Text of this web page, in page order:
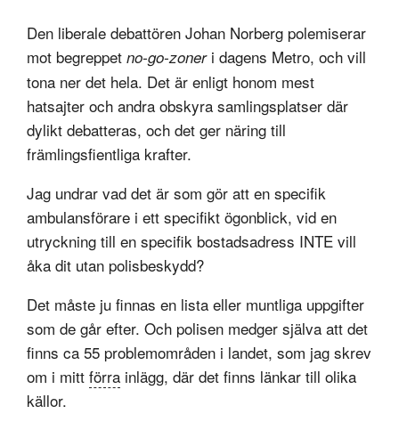
Den liberale debattören Johan Norberg polemiserar
mot begreppet no-go-zoneri dagens Metro, och vill
tona ner det hela. Det är enligt honom mest
hatsajter och andra obskyra samlingsplatser där
dylikt debatteras, och det ger näring till
främlingsfientliga krafter.
Jag undrar vad det är som gör att en specifik
ambulansförare i ett specifikt ögonblick, vid en
utryckning till en specifik bostadsadress INTE vill
åka dit utan polisbeskydd?
Det måste ju finnas en lista eller muntliga uppgifter
som de går efter. Och polisen medger själva att det
finns ca 55 problemområden i landet, som jag skrev
om i mitt förra inlägg, där det finns länkar till olika
källor.